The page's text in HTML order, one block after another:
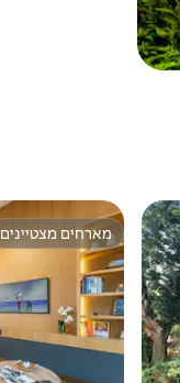
מארחים מצטיינים
מארחים מצטיינים